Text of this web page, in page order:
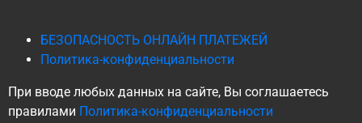
БЕЗОПАСНОСТЬ ОНЛАЙН ПЛАТЕЖЕЙ
Политика-конфиденциальности
При вводе любых данных на сайте, Вы соглашаетесь
правилами Политика-конфиденциальности